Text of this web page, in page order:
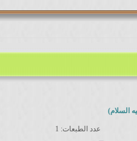
السلام)
عدد الطبعات: 1